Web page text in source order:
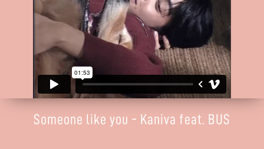
Someone like you - Kaniva feat. BUS